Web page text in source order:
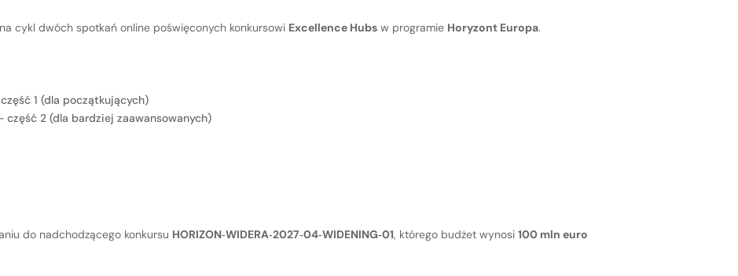
cykl dwóch spotkań online poświęconych konkursowi Excellence Hubs w programie Horyzont Europa.
1 (dla początkujących)
część 2 (dla bardziej zaawansowanych)
do nadchodzącego konkursu HORIZON‑WIDERA‑2027‑04‑WIDENING‑01, którego budżet wynosi 100 mln euro